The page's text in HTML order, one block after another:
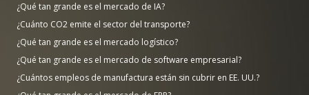
¿Qué tan grande es el mercado de IA?
¿Cuánto CO2 emite el sector del transporte?
¿Qué tan grande es el mercado logístico?
¿Qué tan grande es el mercado de software empresarial?
¿Cuántos empleos de manufactura están sin cubrir en EE. UU.?